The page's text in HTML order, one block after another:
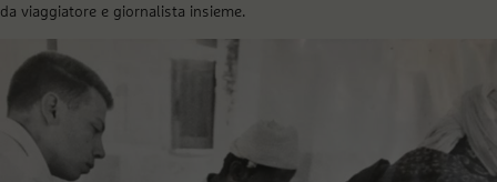
da viaggiatore e giornalista insieme.